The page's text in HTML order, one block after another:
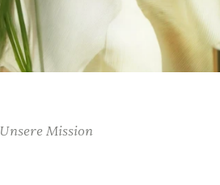
Unsere Mission